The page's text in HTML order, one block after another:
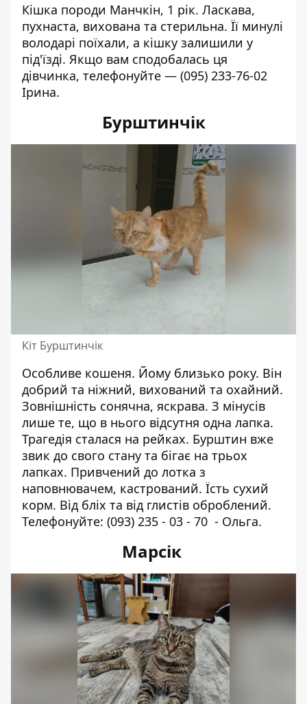
Кішка породи Манчкін, 1 рік. Ласкава,
пухнаста, вихована та стерильна. Її минулі
володарі поїхали, а кішку залишили у
під'їзді. Якщо вам сподобалась ця
дівчинка, телефонуйте — (095) 233-76-02
Ірина.
Бурштинчік
Кіт Бурштинчік
Особливе кошеня. Йому близько року. Він
добрий та ніжний, вихований та охайний.
Зовнішність сонячна, яскрава. З мінусів
лише те, що в нього відсутня одна лапка.
Трагедія сталася на рейках. Бурштин вже
звик до свого стану та бігає на трьох
лапках. Привчений до лотка з
наповнювачем, кастрований. Їсть сухий
корм. Від бліх та від глистів оброблений.
Телефонуйте: (093) 235 - 03 - 70 - Ольга.
Марсік